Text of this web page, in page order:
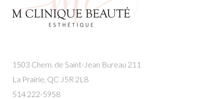
1503 Chem. de Saint-Jean Bureau 211
La Prairie, QC J5R 2L8
514 222-5958